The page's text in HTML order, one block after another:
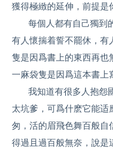
獲得極緻的延伸，前提是
每個人都有自己獨到
有人懷揣着誓不罷休，有
隻是因爲書上的東西再也
一麻袋隻是因爲這本書上
我知道有很多人抱怨
太坑爹，可爲什麽它能适
匆，活的眉飛色舞百般自
得過且過百般無奈，說是